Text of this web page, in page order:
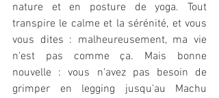
nature et en posture de yoga. Tout
transpire le calme et la sérénité, et vous
vous dites : malheureusement, ma vie
n'est pas comme ça. Mais bonne
nouvelle : vous n'avez pas besoin de
grimper en legging jusqu'au Machu